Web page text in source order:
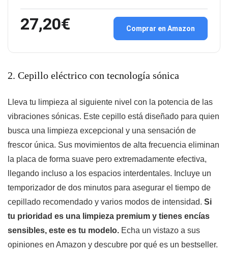
27,20€ Comprar en Amazon
2. Cepillo eléctrico con tecnología sónica
Lleva tu limpieza al siguiente nivel con la potencia de las
vibraciones sónicas. Este cepillo está diseñado para quien
busca una limpieza excepcional y una sensación de
frescor única. Sus movimientos de alta frecuencia eliminan
la placa de forma suave pero extremadamente efectiva,
llegando incluso a los espacios interdentales. Incluye un
temporizador de dos minutos para asegurar el tiempo de
cepillado recomendado y varios modos de intensidad. Si
tu prioridad es una limpieza premium y tienes encías
sensibles, este es tu modelo. Echa un vistazo a sus
opiniones en Amazon y descubre por qué es un bestseller.